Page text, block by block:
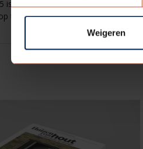
Weigeren
is voorbijgevlogen. Een goed
te maken en kort stil te staan bij
rondom ons programma